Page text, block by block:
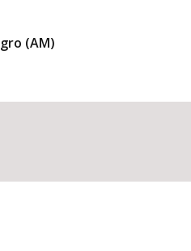
(AM)